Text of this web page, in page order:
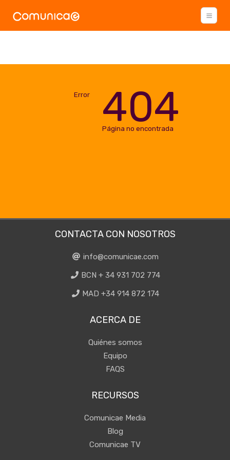
Error 404
Página no encontrada
CONTACTA CON NOSOTROS
info@comunicae.com
BCN + 34 931 702 774
MAD +34 914 872 174
ACERCA DE
Quiénes somos
Equipo
FAQS
RECURSOS
Comunicae Media
Blog
Comunicae TV